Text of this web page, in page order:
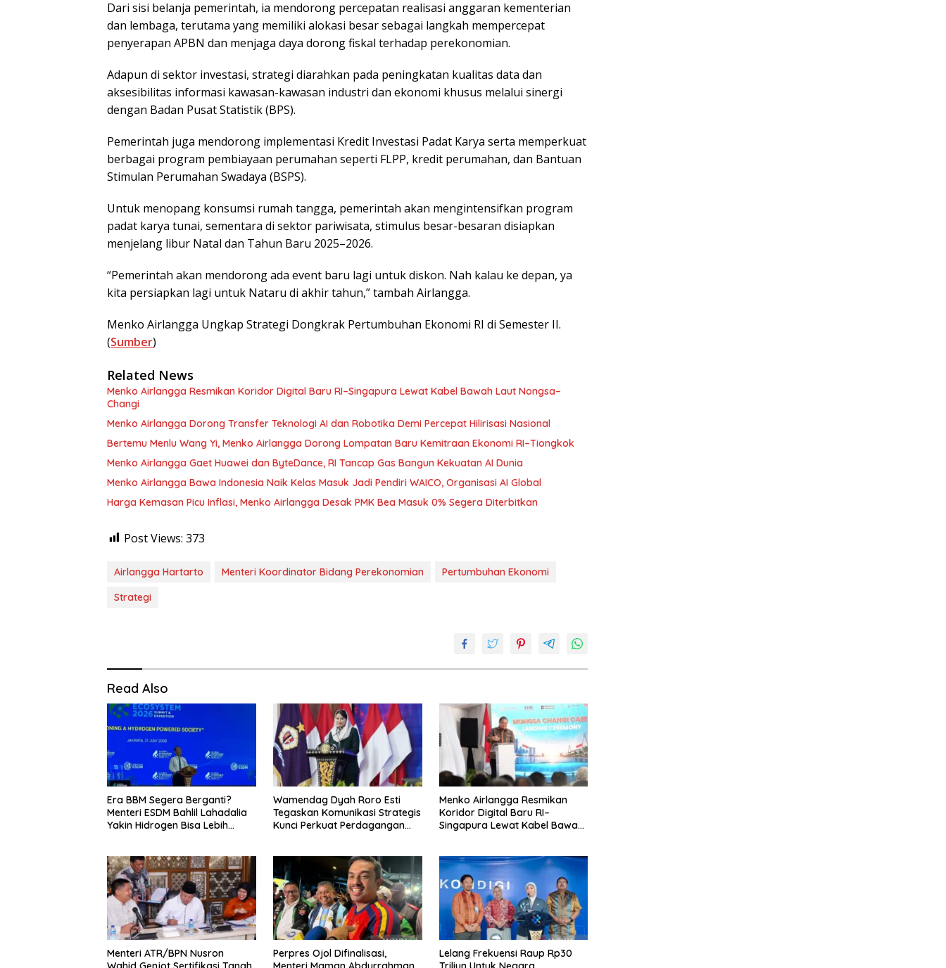
Dari sisi belanja pemerintah, ia mendorong percepatan realisasi anggaran kementerian
dan lembaga, terutama yang memiliki alokasi besar sebagai langkah mempercepat
penyerapan APBN dan menjaga daya dorong fiskal terhadap perekonomian.
Adapun di sektor investasi, strategi diarahkan pada peningkatan kualitas data dan
aksesibilitas informasi kawasan-kawasan industri dan ekonomi khusus melalui sinergi
dengan Badan Pusat Statistik (BPS).
Pemerintah juga mendorong implementasi Kredit Investasi Padat Karya serta memperkuat
berbagai program pembiayaan perumahan seperti FLPP, kredit perumahan, dan Bantuan
Stimulan Perumahan Swadaya (BSPS).
Untuk menopang konsumsi rumah tangga, pemerintah akan mengintensifkan program
padat karya tunai, sementara di sektor pariwisata, stimulus besar-besaran disiapkan
menjelang libur Natal dan Tahun Baru 2025–2026.
“Pemerintah akan mendorong ada event baru lagi untuk diskon. Nah kalau ke depan, ya
kita persiapkan lagi untuk Nataru di akhir tahun,” tambah Airlangga.
Menko Airlangga Ungkap Strategi Dongkrak Pertumbuhan Ekonomi RI di Semester II.
(Sumber)
Related News
Menko Airlangga Resmikan Koridor Digital Baru RI–Singapura Lewat Kabel Bawah Laut Nongsa–
Changi
Menko Airlangga Dorong Transfer Teknologi AI dan Robotika Demi Percepat Hilirisasi Nasional
Bertemu Menlu Wang Yi, Menko Airlangga Dorong Lompatan Baru Kemitraan Ekonomi RI–Tiongkok
Menko Airlangga Gaet Huawei dan ByteDance, RI Tancap Gas Bangun Kekuatan AI Dunia
Menko Airlangga Bawa Indonesia Naik Kelas Masuk Jadi Pendiri WAICO, Organisasi AI Global
Harga Kemasan Picu Inflasi, Menko Airlangga Desak PMK Bea Masuk 0% Segera Diterbitkan
Post Views: 373
Airlangga Hartarto Menteri Koordinator Bidang Perekonomian
Pertumbuhan Ekonomi
Strategi
Read Also
Era BBM Segera Berganti?
Menteri ESDM Bahlil Lahadalia
Yakin Hidrogen Bisa Lebih
Wamendag Dyah Roro Esti
Tegaskan Komunikasi Strategis
Kunci Perkuat Perdagangan
Menko Airlangga Resmikan
Koridor Digital Baru RI–
Singapura Lewat Kabel Bawah
Menteri ATR/BPN Nusron
Perpres Ojol Difinalisasi,
Lelang Frekuensi Raup Rp30